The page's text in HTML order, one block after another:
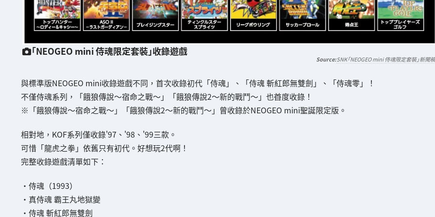
「NEOGEO mini 侍魂限定套裝」收錄遊戲
SNK「NEOGEO mini 侍魂限定套裝」新聞稿
與標準版NEOGEO mini收錄遊戲不同，首次收錄初代「侍魂」、「侍魂 斬紅郎無雙劍」、「侍魂零」！
不僅侍魂系列，「餓狼傳說～宿命之戰～」「餓狼傳說2～新的戰鬥～」也首度收錄！
※「餓狼傳說～宿命之戰～」「餓狼傳說2～新的戰鬥～」曾收錄於NEOGEO mini聖誕限定版。
相對地，KOF系列僅收錄'97、'98、'99三款。
可惜「龍虎之拳」依舊只有初代。好想玩2代啊！
完整收錄遊戲清單如下：
・侍魂（1993）
・真侍魂 霸王丸地獄變
・侍魂 斬紅郎無雙劍